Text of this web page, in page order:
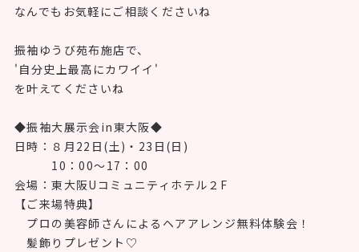
なんでもお気軽にご相談くださいね
振袖ゆうび苑布施店で、
'自分史上最高にカワイイ'
を叶えてくださいね
◆振袖大展示会in東大阪◆
日時：８月22日(土)・23日(日)
10：00～17：00
会場：東大阪Uコミュニティホテル２F
【ご来場特典】
プロの美容師さんによるヘアアレンジ無料体験会！
髪飾りプレゼント♡